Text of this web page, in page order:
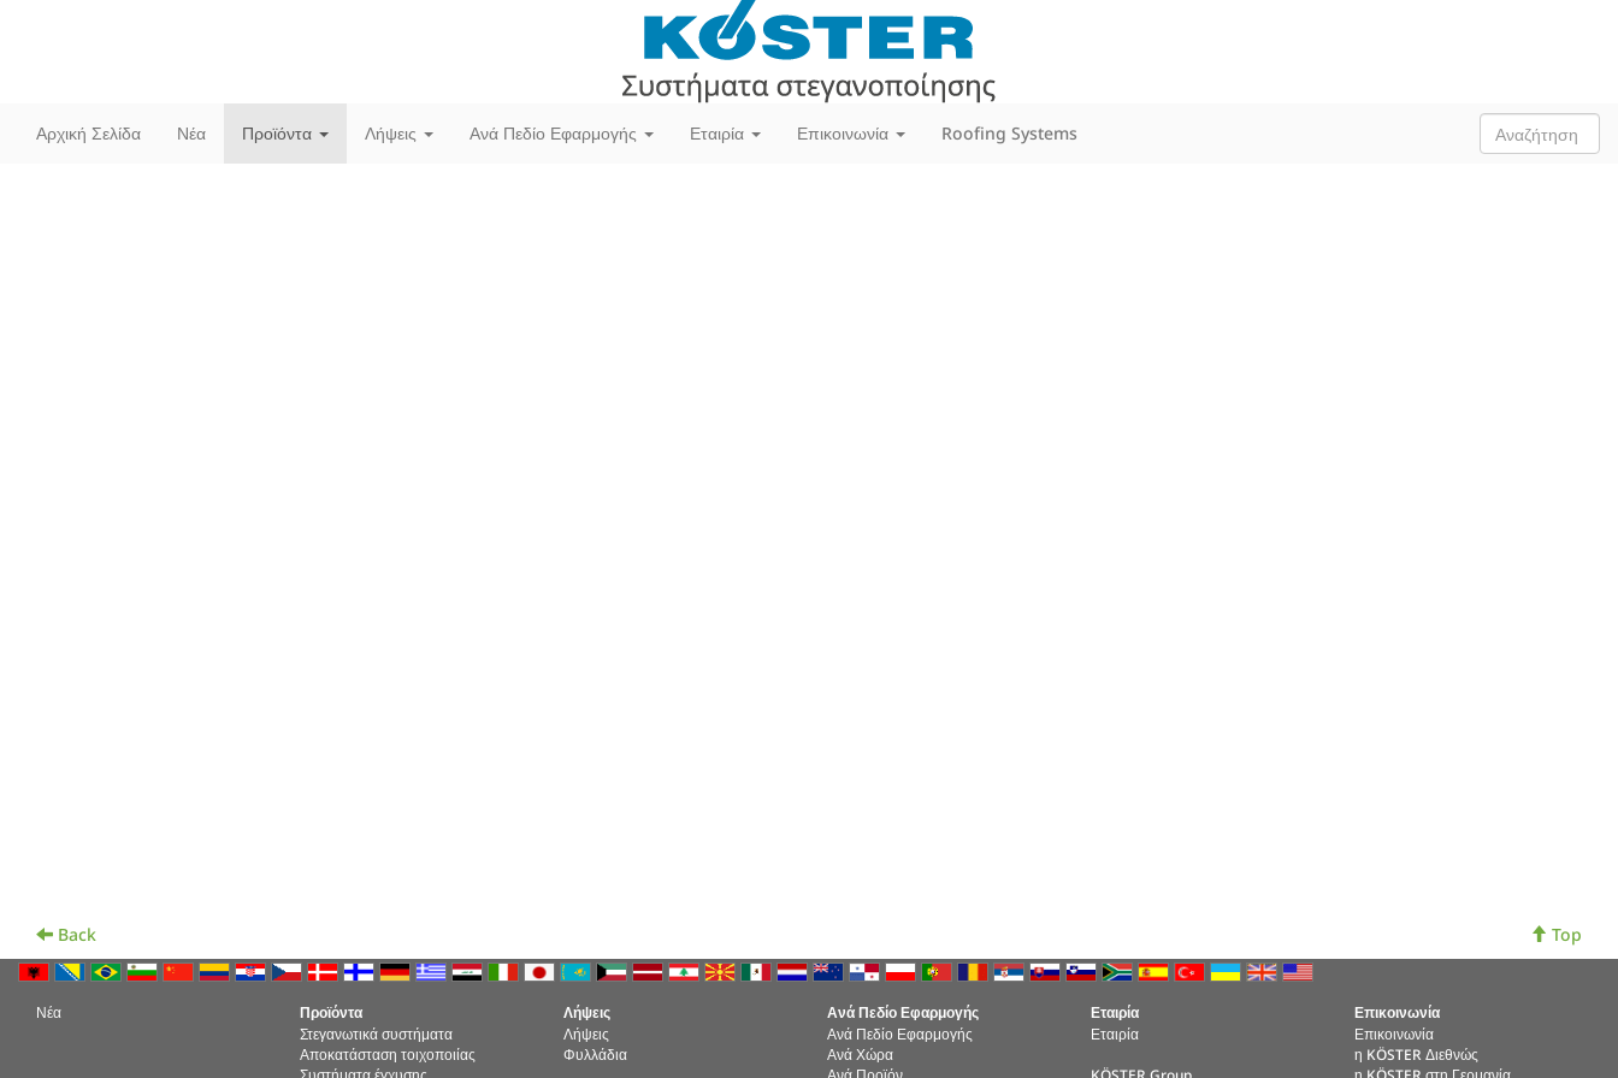
Αρχική Σελίδα Νέα Προϊόντα Λήψεις Ανά Πεδίο Εφαρμογής Εταιρία Επικοινωνία Roofing Systems
Back Top
Νέα
Προϊόντα
Στεγανωτικά συστήματα
Αποκατάσταση τοιχοποιίας
Λήψεις
Λήψεις
Φυλλάδια
Ανά Πεδίο Εφαρμογής
Ανά Πεδίο Εφαρμογής
Ανά Χώρα
Εταιρία
Εταιρία
Επικοινωνία
Επικοινωνία
η KÖSTER Διεθνώς